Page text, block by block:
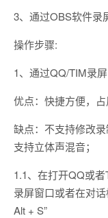
3、通过OBS软件录
操作步骤:
1、通过QQ/TIM录屏
优点：快捷方便，占
缺点：不支持修改
支持立体声混音；
1.1、在打开QQ或
录屏窗口或者在对
Alt + S”